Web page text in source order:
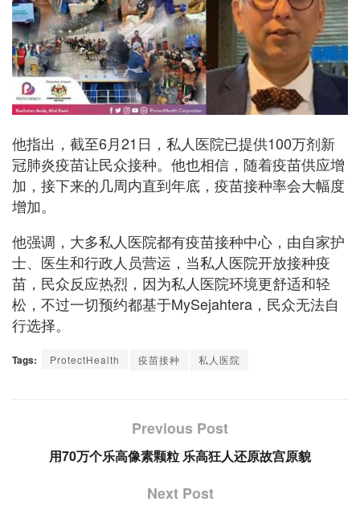
他指出，截至6月21日，私人医院已提供100万剂新
冠肺炎疫苗让民众接种。他也相信，随着疫苗供应增
加，接下来的几周内直到年底，疫苗接种率会大幅度
增加。
他强调，大多私人医院都有疫苗接种中心，由自家护
士、医生和行政人员营运，当私人医院开放接种疫
苗，民众反应热烈，因为私人医院环境更舒适和轻
松，不过一切预约都基于MySejahtera，民众无法自
行选择。
Tags: ProtectHealth 疫苗接种 私人医院
Previous Post
用70万个乐高像素颗粒 乐高狂人还原故宫原貌
Next Post